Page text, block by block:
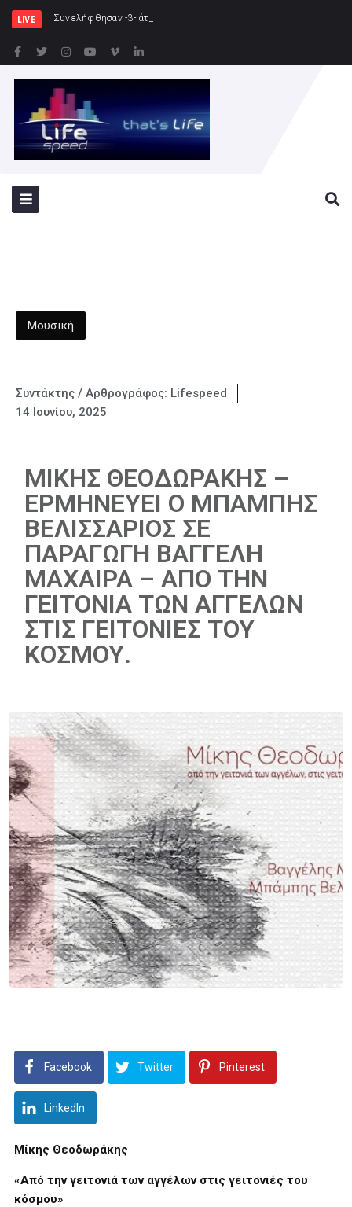
LIVE Συνελήφθησαν -3- άτομα για καλλιέργεια δενδρ
Μουσική
Συντάκτης / Αρθρογράφος: Lifespeed
14 Ιουνίου, 2025
ΜΙΚΗΣ ΘΕΟΔΩΡΑΚΗΣ –
ΕΡΜΗΝΕΥΕΙ Ο ΜΠΑΜΠΗΣ
ΒΕΛΙΣΣΑΡΙΟΣ ΣΕ
ΠΑΡΑΓΩΓΗ ΒΑΓΓΕΛΗ
ΜΑΧΑΙΡΑ – ΑΠΟ ΤΗΝ
ΓΕΙΤΟΝΙΑ ΤΩΝ ΑΓΓΕΛΩΝ
ΣΤΙΣ ΓΕΙΤΟΝΙΕΣ ΤΟΥ
ΚΟΣΜΟΥ.
Facebook Twitter Pinterest
LinkedIn
Μίκης Θεοδωράκης
«Από την γειτονιά των αγγέλων στις γειτονιές του
κόσμου»